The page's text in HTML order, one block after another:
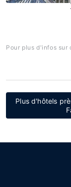
Pour plus d'infos sur
Plus d'hôtels